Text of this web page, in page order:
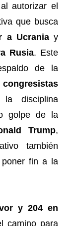
autorizar el
que busca
a Ucraniay
Rusia. Este
de la
disciplina
golpe de la
Trump,
también
fin a la
y 204 en
camino para